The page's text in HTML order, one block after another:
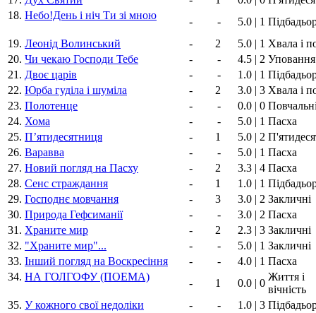
18. Небо!День і ніч Ти зі мною
- - 5.0 | 1
19. Леонід Волинський - 2 5.0 | 1 Хвала і
20. Чи чекаю Господи Тебе - - 4.5 | 2 Уповання
21. Двоє царів - - 1.0 | 1
22. Юрба гуділа і шуміла - 2 3.0 | 3 Хвала і
23. Полотенце - - 0.0 | 0
24. Хома - - 5.0 | 1 Пасха
25. Пʼятидесятниця - 1 5.0 | 2
26. Варавва - - 5.0 | 1 Пасха
27. Новий погляд на Пасху - 2 3.3 | 4 Пасха
28. Сенс страждання - 1 1.0 | 1
29. Господнє мовчання - 3 3.0 | 2 Закличні
30. Природа Гефсиманії - - 3.0 | 2 Пасха
31. Храните мир - 2 2.3 | 3 Закличні
32. "Храните мир"... - - 5.0 | 1 Закличні
33. Інший погляд на Воскресіння - - 4.0 | 1 Пасха
34. НА ГОЛГОФУ (ПОЕМА)
- 1 0.0 | 0
Життя і
вічність
35. У кожного свої недоліки - - 1.0 | 3